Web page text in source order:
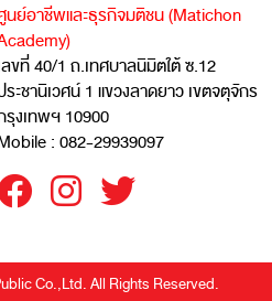
นย์อาชีพและธุรกิจมติชน (Matichon
ลขที่ 40/1 ถ.เทศบาลนิมิตใต้ ซ.12
ระชานิเวศน์ 1 แขวงลาดยาว เขตจตุจักร
รุงเทพฯ 10900
: 082-29939097
Co.,Ltd. All Rights Reserved.